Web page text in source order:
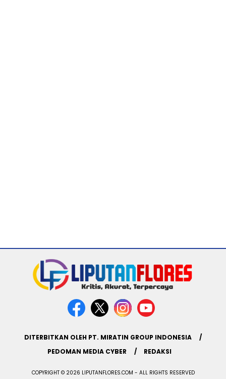
DITERBITKAN OLEH PT. MIRATIN GROUP INDONESIA
PEDOMAN MEDIA CYBER
REDAKSI
COPYRIGHT © 2026 LIPUTANFLORES.COM - ALL RIGHTS RESERVED